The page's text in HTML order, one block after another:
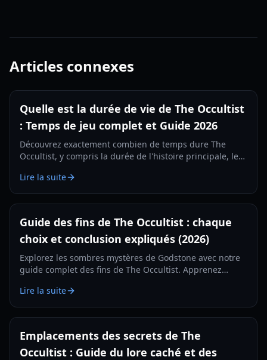
Articles connexes
Quelle est la durée de vie de The Occultist
: Temps de jeu complet et Guide 2026
Découvrez exactement combien de temps dure The
Occultist, y compris la durée de l'histoire principale, les
d'Alan Rebels sur Godstone.
Lire la suite
Guide des fins de The Occultist : chaque
choix et conclusion expliqués (2026)
Explorez les sombres mystères de Godstone avec notre
guide complet des fins de The Occultist. Apprenez
pour Alan Revels.
Lire la suite
Emplacements des secrets de The
Occultist : Guide du lore caché et des